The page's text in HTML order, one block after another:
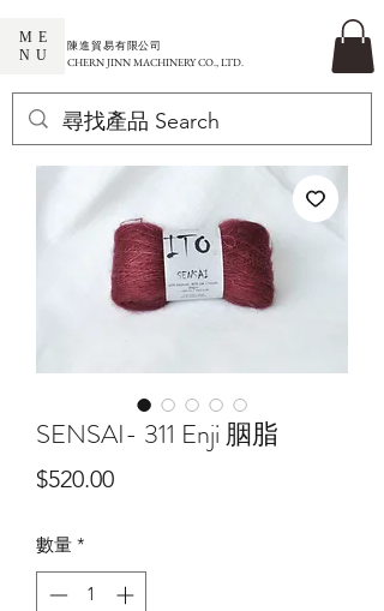
ME
NU
​陳進貿易有限公司
CHERN JINN MACHINERY CO., LTD.
SENSAI- 311 Enji 胭脂
$520.00價
數量 *